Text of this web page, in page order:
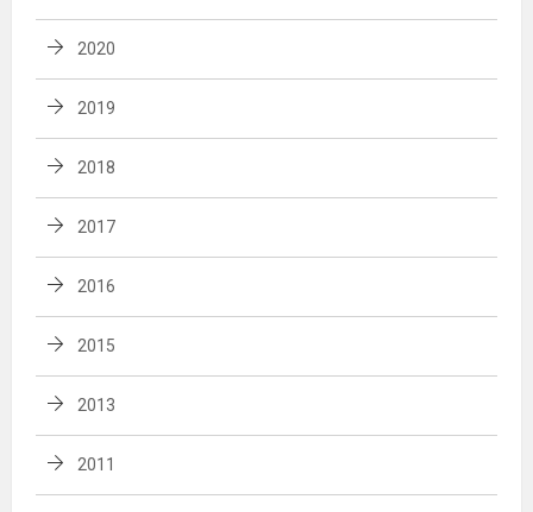
2020
2019
2018
2017
2016
2015
2013
2011